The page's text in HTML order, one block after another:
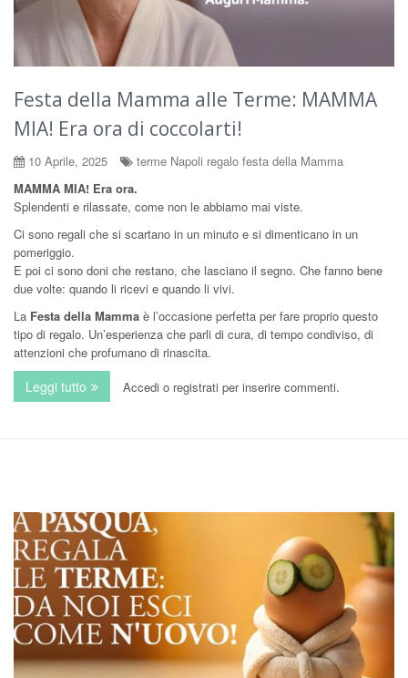
Festa della Mamma alle Terme: MAMMA
MIA! Era ora di coccolarti!
10 Aprile, 2025
terme Napoli regalo festa della Mamma
MAMMA MIA! Era ora.
Splendenti e rilassate, come non le abbiamo mai viste.
Ci sono regali che si scartano in un minuto e si dimenticano in un
pomeriggio.
E poi ci sono doni che restano, che lasciano il segno. Che fanno bene
due volte: quando li ricevi e quando li vivi.
La Festa della Mamma è l’occasione perfetta per fare proprio questo
tipo di regalo. Un’esperienza che parli di cura, di tempo condiviso, di
attenzioni che profumano di rinascita.
Leggi tutto su Festa della Mamma alle Terme: MAMMA MIA! Era
Accedi o registrati per inserire commenti.